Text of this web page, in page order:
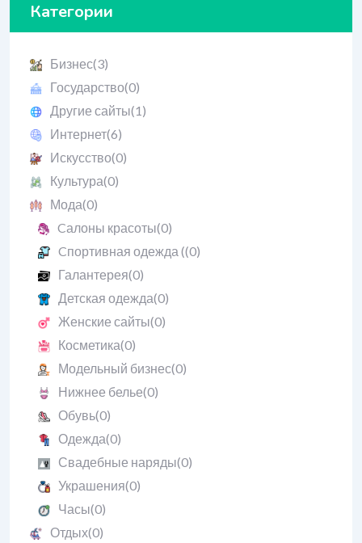
Категории
Бизнес(3)
Государство(0)
Другие сайты(1)
Интернет(6)
Искусство(0)
Культура(0)
Мода(0)
Cалоны красоты(0)
Cпортивная одежда ((0)
Галантерея(0)
Детская одежда(0)
Женские сайты(0)
Косметика(0)
Модельный бизнес(0)
Нижнее белье(0)
Обувь(0)
Одежда(0)
Свадебные наряды(0)
Украшения(0)
Часы(0)
Отдых(0)